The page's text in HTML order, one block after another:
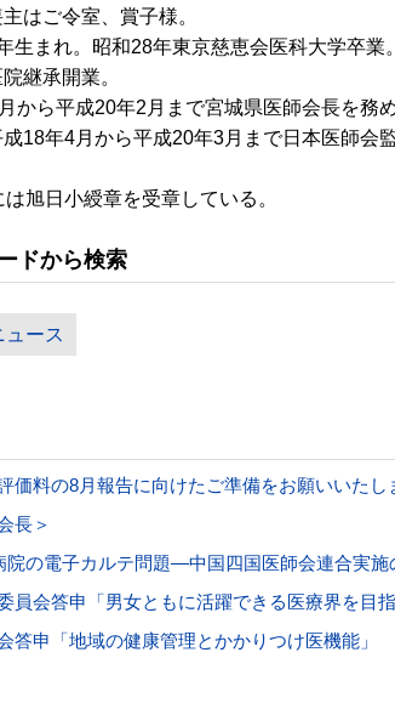
はご令室、賞子様。
生まれ。昭和28年東京慈恵会医科大学卒業
継承開業。
から平成20年2月まで宮城県医師会長を務め
18年4月から平成20年3月まで日本医師会
旭日小綬章を受章している。
ドから検索
ュース
価料の8月報告に向けたご準備をお願いいたし
長＞
院の電子カルテ問題―中国四国医師会連合実
員会答申「男女ともに活躍できる医療界を目指
答申「地域の健康管理とかかりつけ医機能」